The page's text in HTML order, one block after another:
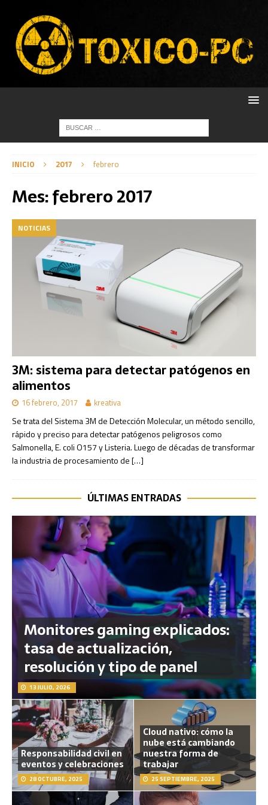
INICIO 2017 febrero
Mes:febrero 2017
NOTICIAS
3M: sistema para detectar patógenos en
alimentos
16 febrero, 2017 kreativa
Se trata del Sistema 3M de Detección Molecular, un método sencillo,
rápido y preciso para detectar patógenos peligrosos como
Salmonella, E. coli O157 y Listeria. Luego de décadas de transformar
la industria de procesamiento de[…]
ÚLTIMAS ENTRADAS
Monitores gaming explicados:
tasa de actualización,
resolución y tipo de panel
13 JULIO, 2026
Responsabilidad civil en
eventos y celebraciones
28 OCTUBRE, 2025
Cloud nativo: cómo la
nube está cambiando
nuestra forma de
trabajar
25 SEPTIEMBRE, 2025